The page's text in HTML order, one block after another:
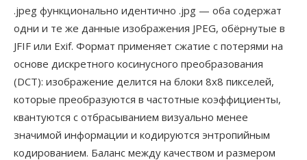
.jpeg функционально идентично .jpg — оба содержат
одни и те же данные изображения JPEG, обёрнутые в
JFIF или Exif. Формат применяет сжатие с потерями на
основе дискретного косинусного преобразования
(DCT): изображение делится на блоки 8x8 пикселей,
которые преобразуются в частотные коэффициенты,
квантуются с отбрасыванием визуально менее
значимой информации и кодируются энтропийным
кодированием. Баланс между качеством и размером